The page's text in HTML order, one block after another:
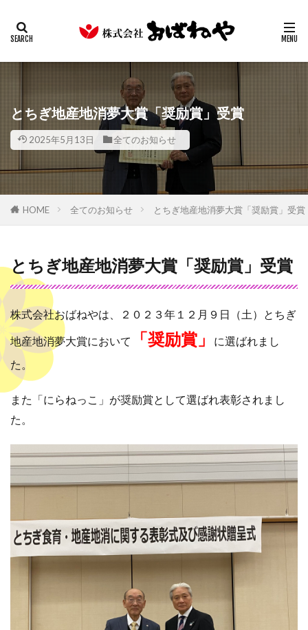
とちぎ地産地消夢大賞「奨励賞」受賞
2025年5月13日 全てのお知らせ
HOME 全てのお知らせ とちぎ地産地消夢大賞「奨励賞」受賞
とちぎ地産地消夢大賞「奨励賞」受賞
株式会社おばねやは、２０２３年１２月９日（土）とちぎ
地産地消夢大賞において 「奨励賞」
に選ばれまし
た。
また「にらねっこ」が奨励賞として選ばれ表彰されまし
た。
カテゴリー
検索